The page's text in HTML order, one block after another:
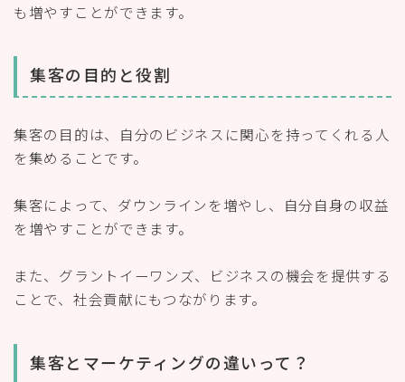
も増やすことができます。
集客の目的と役割
集客の目的は、自分のビジネスに関心を持ってくれる人
を集めることです。
集客によって、ダウンラインを増やし、自分自身の収益
を増やすことができます。
また、グラントイーワンズ、ビジネスの機会を提供する
ことで、社会貢献にもつながります。
集客とマーケティングの違いって？